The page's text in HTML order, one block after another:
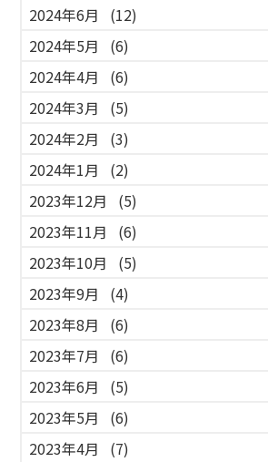
2024年6月
(12)
2024年5月
(6)
2024年4月
(6)
2024年3月
(5)
2024年2月
(3)
2024年1月
(2)
2023年12月
(5)
2023年11月
(6)
2023年10月
(5)
2023年9月
(4)
2023年8月
(6)
2023年7月
(6)
2023年6月
(5)
2023年5月
(6)
2023年4月
(7)